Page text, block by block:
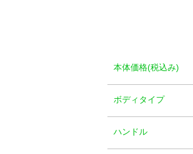
本体価格(税込み)
ボディタイプ
ハンドル